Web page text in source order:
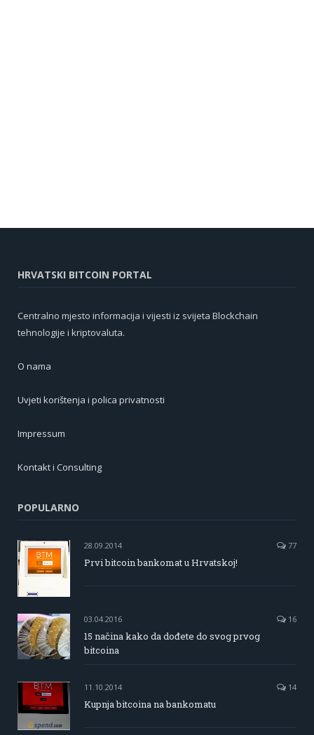
HRVATSKI BITCOIN PORTAL
Centralno mjesto informacija i vijesti iz svijeta Blockchain
tehnologije i kriptovaluta.
O nama
Uvjeti korištenja i polica privatnosti
Impressum
Kontakt i Consulting
POPULARNO
28.09.2014 77
Prvi bitcoin bankomat u Hrvatskoj!
03.04.2016 16
15 načina kako da dođete do svog prvog
bitcoina
11.10.2014 14
Kupnja bitcoina na bankomatu